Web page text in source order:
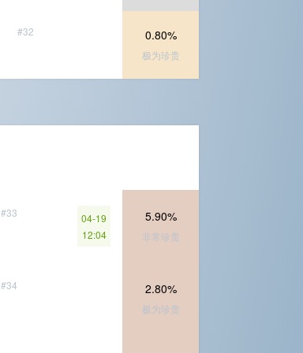
#32 0.80%
极为珍贵
#33
04-19
12:04
5.90%
非常珍贵
#34 2.80%
极为珍贵